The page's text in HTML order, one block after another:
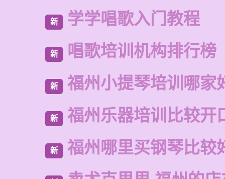
新 学学唱歌入门教程
新 唱歌培训机构排行榜
新 福州小提琴培训哪家
新 福州乐器培训比较开
新 福州哪里买钢琴比较